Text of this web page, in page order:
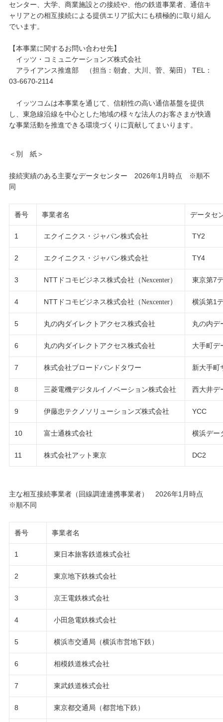
センター、大学、商業施設との接続や、他の鉄道事業者、通信キ
ャリアとの相互接続による提供エリア拡大にも積極的に取り組ん
でいます。
【本事業に関するお問い合わせ先】
イッツ・コミュニケーションズ株式会社
アライアンス推進部 （担当：朝倉、大川、菅、菊田） TEL：
03-6670-2114
イッツコムは本事業を通じて、信頼性の高い通信基盤を提供
し、東急線沿線を中心とした地域の様々な法人のお客さまが快適
な事業活動を推進できる環境づくりに貢献してまいります。
＜別 紙＞
接続実績のある主要なデータセンター 2026年1月時点 ※順不
同
番号 事業者名 データセ
1 エクイニクス・ジャパン株式会社 TY2
2 エクイニクス・ジャパン株式会社 TY4
3 NTTドコモビジネス株式会社 （Nexcenter） 東京第7
4 NTTドコモビジネス株式会社 （Nexcenter） 横浜第1
5 丸の内ダイレクトアクセス株式会社 丸の内デ
6 丸の内ダイレクトアクセス株式会社 大手町デ
7 株式会社ブロードバンドタワー 新大手町
8 三菱電機デジタルイノベーション株式会社 西大井デ
9 伊藤忠テクノソリューションズ株式会社 YCC
10 富士通株式会社 横浜デー
11 株式会社アット東京 DC2
主な相互接続事業者（回線調達連携事業者） 2026年1月時点
※順不同
番号 事業者名
1 東日本旅客鉄道株式会社
2 東京地下鉄株式会社
3 京王電鉄株式会社
4 小田急電鉄株式会社
5 横浜市交通局（横浜市営地下鉄）
6 相模鉄道株式会社
7 東武鉄道株式会社
8 東京都交通局（都営地下鉄）